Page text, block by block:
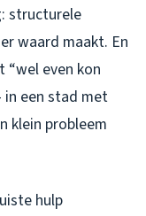
structurele
waard maakt. En
even kon
in een stad met
klein probleem
hulp